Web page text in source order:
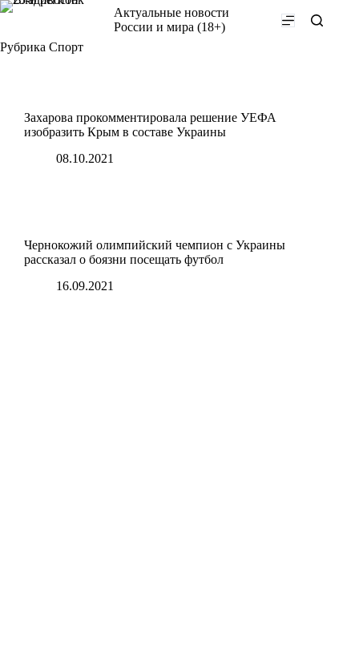
Перейти
Актуальные новости
России и мира (18+)
Рубрика Спорт
Захарова прокомментировала решение УЕФА
изобразить Крым в составе Украины
08.10.2021
Чернокожий олимпийский чемпион с Украины
рассказал о боязни посещать футбол
16.09.2021